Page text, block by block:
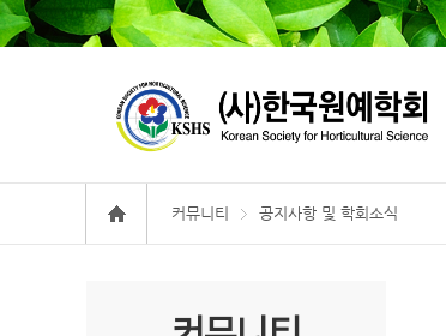
커뮤니티 공지사항 및 학회소식